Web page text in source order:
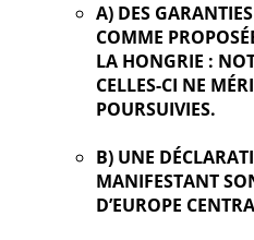
A) DES
COMME
LA HONGRIE :
CELLES-CI NE
POURSUIVIES.
B) UNE
MANIFESTANT
D’EUROPE